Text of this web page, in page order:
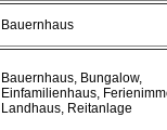
Bauernhaus
Bauernhaus, Bungalow,
Einfamilienhaus,
Landhaus, Reitanlage